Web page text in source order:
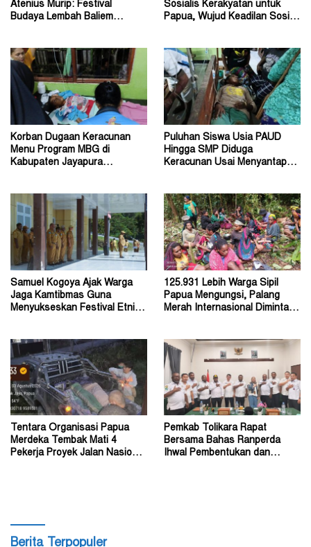
Atenius Murip: Festival
Budaya Lembah Baliem
Sosialis Kerakyatan untuk
Papua, Wujud Keadilan Sosial
Korban Dugaan Keracunan
Menu Program MBG di
Kabupaten Jayapura
Puluhan Siswa Usia PAUD
Hingga SMP Diduga
Keracunan Usai Menyantap
Samuel Kogoya Ajak Warga
Jaga Kamtibmas Guna
Menyukseskan Festival Etnik
125.931 Lebih Warga Sipil
Papua Mengungsi, Palang
Merah Internasional Diminta
Tentara Organisasi Papua
Merdeka Tembak Mati 4
Pekerja Proyek Jalan Nasional
Pemkab Tolikara Rapat
Bersama Bahas Ranperda
Ihwal Pembentukan dan
Berita Terpopuler